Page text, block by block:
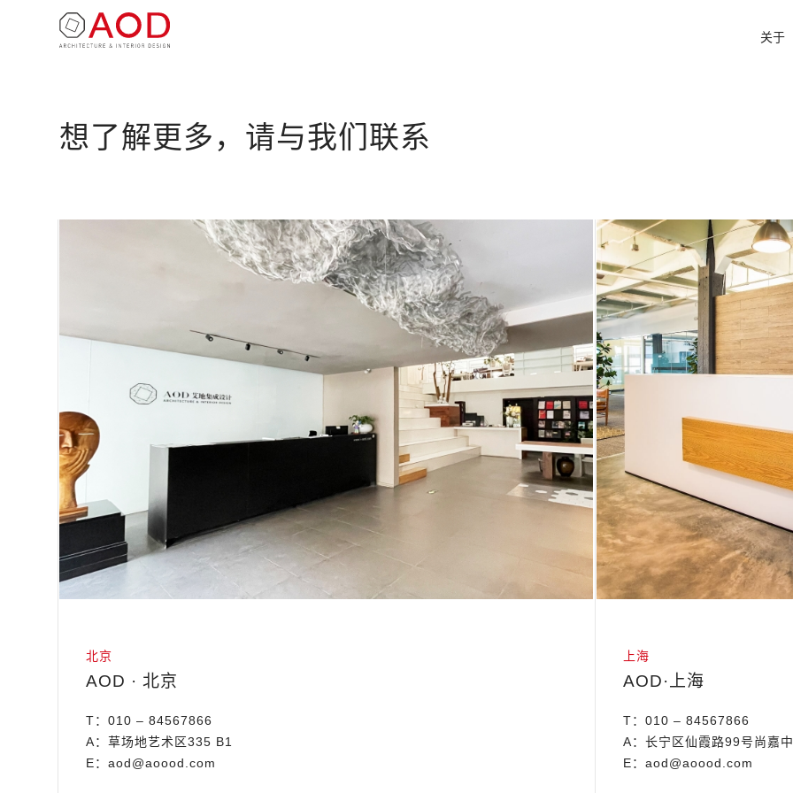
关于
想了解更多，请与我们联系
北京
AOD · 北京
T：010 – 84567866
A：草场地艺术区335 B1
E：aod@aoood.com
上海
AOD·上海
T：010 – 84567866
A：长宁区仙霞路99号尚嘉
E：aod@aoood.com